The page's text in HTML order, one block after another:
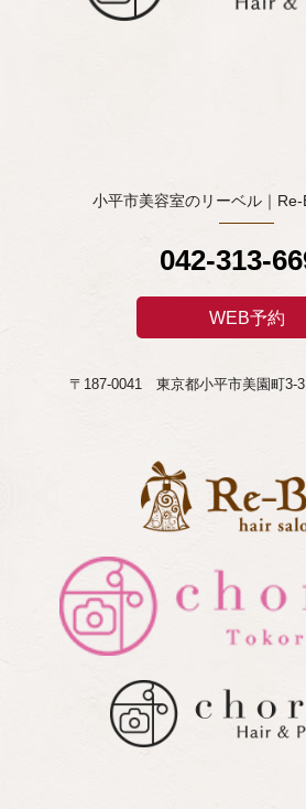
小平市美容室のリーベル｜
042-313-
WEB予約
〒187-0041 東京都小平市美園町3-